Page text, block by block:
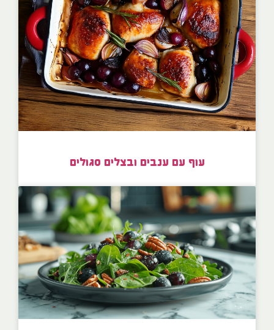
עוף עם ענבים ובצלים סגולים